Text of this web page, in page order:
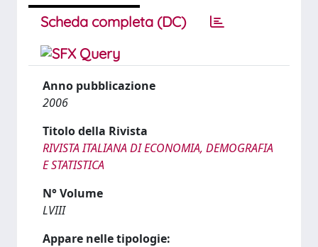
Scheda completa (DC)
Anno pubblicazione
2006
Titolo della Rivista
RIVISTA ITALIANA DI ECONOMIA, DEMOGRAFIA
E STATISTICA
N° Volume
LVIII
Appare nelle tipologie: